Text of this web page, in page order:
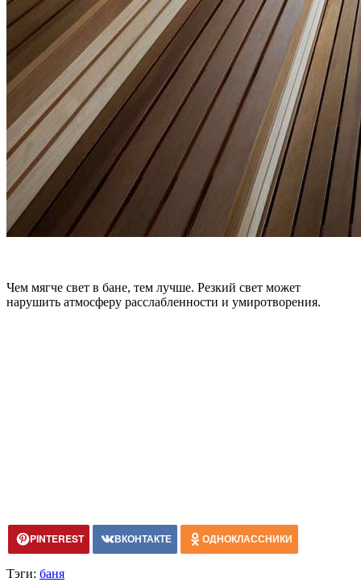
Чем мягче свет в бане, тем лучше. Резкий свет может
нарушить атмосферу расслабленности и умиротворения.
PINTEREST ВКОНТАКТЕ ОДНОКЛАССНИКИ
Тэги: баня